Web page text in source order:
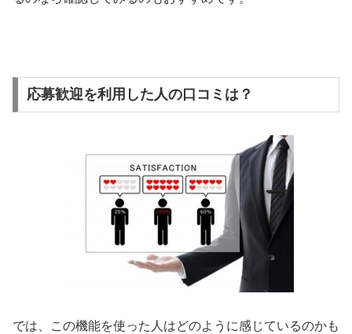
応募歓迎を利用した人の口コミは？
では、この機能を使った人はどのように感じているのかも